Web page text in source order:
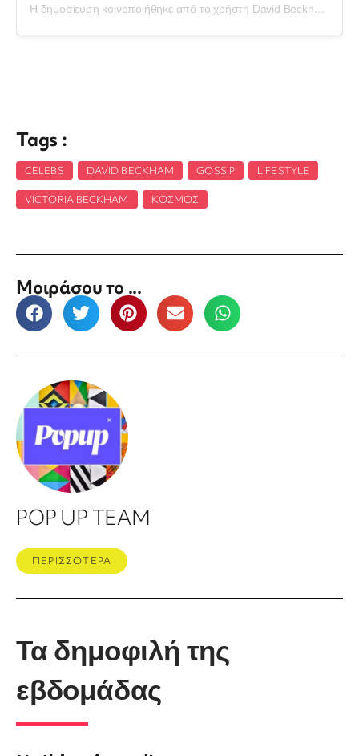
Η δημοσίευση κοινοποιήθηκε από το χρήστη David Beckham (@davidbeckham)
Tags :
CELEBS DAVID BECKHAM GOSSIP LIFESTYLE
VICTORIA BECKHAM ΚΌΣΜΟΣ
Μοιράσου το ...
POP UP TEAM
ΠΕΡΙΣΣΟΤΕΡΑ
Τα δημοφιλή της
εβδομάδας